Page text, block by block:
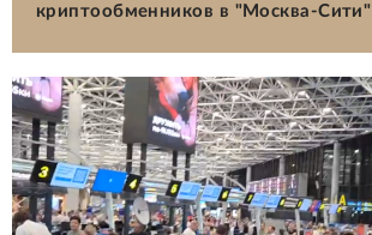
криптообменников в "Москва-Сити"